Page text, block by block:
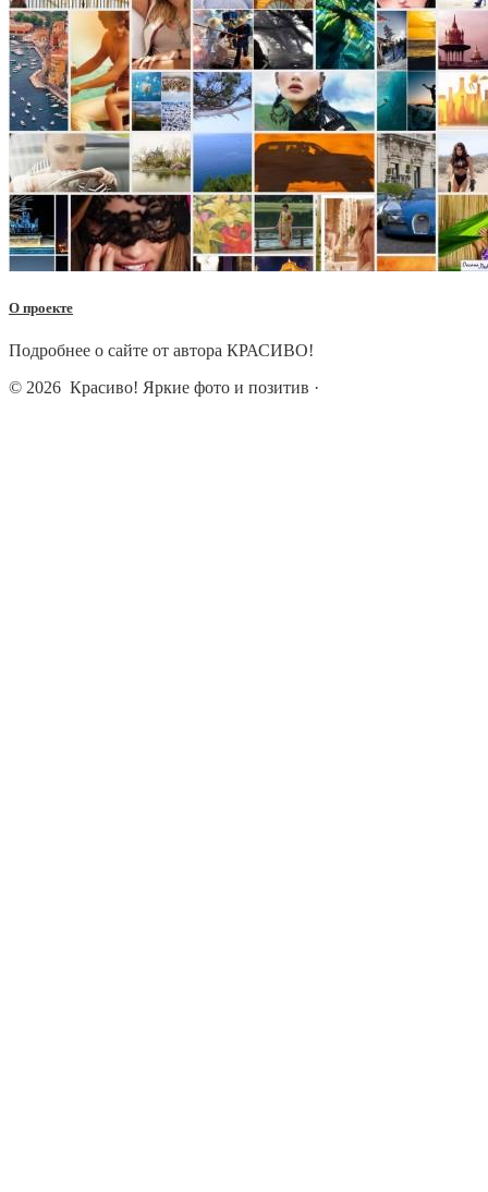
О проекте
Подробнее о сайте от автора КРАСИВО!
© 2026 Красиво! Яркие фото и позитив ·